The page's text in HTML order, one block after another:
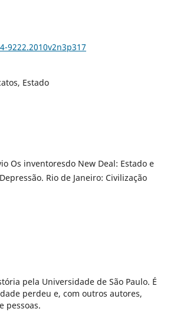
9222.2010v2n3p317
Estado
Os inventoresdo New Deal: Estado e
Rio de Janeiro: Civilização
pela Universidade de São Paulo. É
perdeu e, com outros autores,
pessoas.